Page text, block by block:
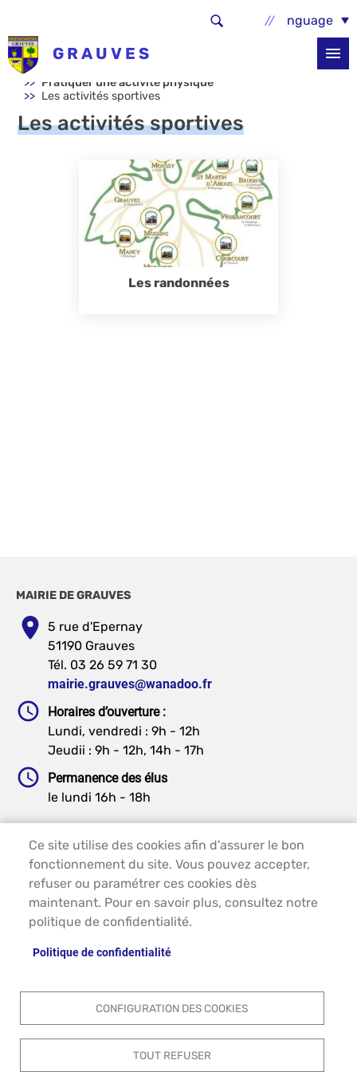
Select Language
GRAUVES
Accueil
Pratiquer une activité physique
Les activités sportives
Les activités sportives
Les randonnées
MAIRIE DE GRAUVES
5 rue d'Epernay
51190 Grauves
Tél. 03 26 59 71 30
mairie.grauves@wanadoo.fr
Horaires d’ouverture :
Lundi, vendredi : 9h - 12h
Jeudii : 9h - 12h, 14h - 17h
Permanence des élus
le lundi 16h - 18h
Ce site utilise des cookies afin d'assurer le bon
fonctionnement du site. Vous pouvez accepter,
refuser ou paramétrer ces cookies dès
maintenant. Pour en savoir plus, consultez notre
politique de confidentialité.
Politique de confidentialité
CONFIGURATION DES COOKIES
TOUT REFUSER
PIED DE PAGE - GRAUVES
ACCUEIL
PLAN DU SITE
CONTACT
MENTIONS LÉGALES
ACCESSIBILITÉ